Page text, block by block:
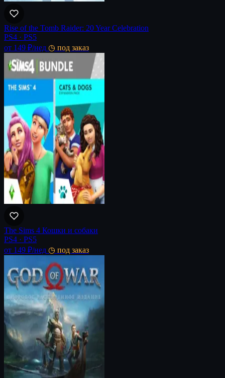
Rise of the Tomb Raider: 20 Year Celebration
PS4 · PS5
от 149 ₽/нед ◷ под заказ
The Sims 4 Кошки и собаки
PS4 · PS5
от 149 ₽/нед ◷ под заказ